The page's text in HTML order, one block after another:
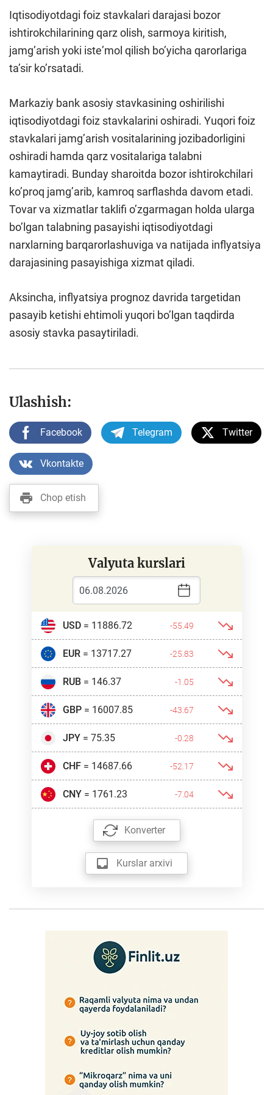
Iqtisodiyotdagi foiz stavkalari darajasi bozor
ishtirokchilarining qarz olish, sarmoya kiritish,
jamgʼarish yoki isteʼmol qilish boʼyicha qarorlariga
taʼsir koʼrsatadi.
Markaziy bank asosiy stavkasining oshirilishi
iqtisodiyotdagi foiz stavkalarini oshiradi. Yuqori foiz
stavkalari jamgʼarish vositalarining jozibadorligini
oshiradi hamda qarz vositalariga talabni
kamaytiradi. Bunday sharoitda bozor ishtirokchilari
koʼproq jamgʼarib, kamroq sarflashda davom etadi.
Tovar va xizmatlar taklifi o’zgarmagan holda ularga
bo’lgan talabning pasayishi iqtisodiyotdagi
narxlarning barqarorlashuviga va natijada inflyatsiya
darajasining pasayishiga xizmat qiladi.
Аksincha, inflyatsiya prognoz davrida targetidan
pasayib ketishi ehtimoli yuqori boʼlgan taqdirda
asosiy stavka pasaytiriladi.
Ulashish:
Facebook Telegram Twitter
Vkontakte
Chop etish
Valyuta kurslari
USD= 11886.72 -55.49
EUR= 13717.27 -25.83
RUB= 146.37 -1.05
GBP= 16007.85 -43.67
JPY= 75.35 -0.28
CHF= 14687.66 -52.17
CNY= 1761.23 -7.04
Konverter
Kurslar arxivi